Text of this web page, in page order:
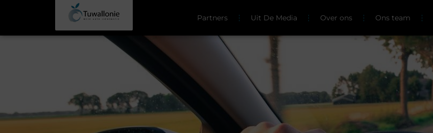
Partners Uit De Media Over ons Ons team